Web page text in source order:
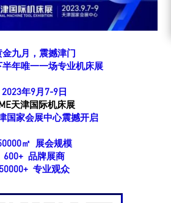
金九月，震撼津门
年唯一一场专业机床展
2023年9月7-9日
天津国际机床展
国家会展中心震撼开启
㎡ 展会规模
600+ 品牌展商
50000+ 专业观众